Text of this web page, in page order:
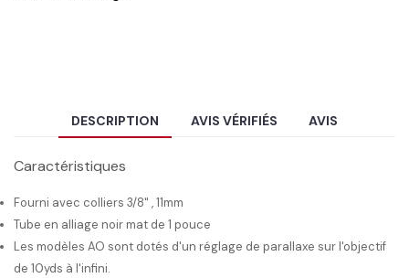
DESCRIPTION AVIS VÉRIFIÉS AVIS
Caractéristiques
Fourni avec colliers 3/8" , 11mm
Tube en alliage noir mat de 1 pouce
Les modèles AO sont dotés d'un réglage de parallaxe sur l'objectif
de 10yds à l'infini.